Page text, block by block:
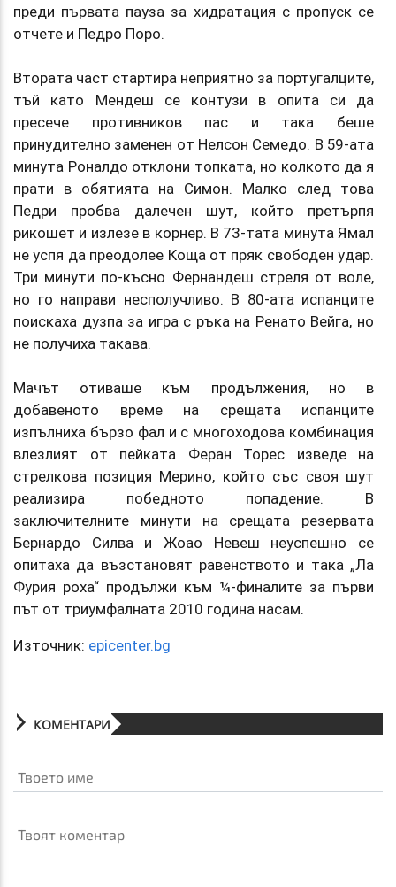
преди първата пауза за хидратация с пропуск се
отчете и Педро Поро.
Втората част стартира неприятно за португалците,
тъй като Мендеш се контузи в опита си да
пресече противников пас и така беше
принудително заменен от Нелсон Семедо. В 59-ата
минута Роналдо отклони топката, но колкото да я
прати в обятията на Симон. Малко след това
Педри пробва далечен шут, който претърпя
рикошет и излезе в корнер. В 73-тата минута Ямал
не успя да преодолее Коща от пряк свободен удар.
Три минути по-късно Фернандеш стреля от воле,
но го направи несполучливо. В 80-ата испанците
поискаха дузпа за игра с ръка на Ренато Вейга, но
не получиха такава.
Мачът отиваше към продължения, но в
добавеното време на срещата испанците
изпълниха бързо фал и с многоходова комбинация
влезлият от пейката Феран Торес изведе на
стрелкова позиция Мерино, който със своя шут
реализира победното попадение. В
заключителните минути на срещата резервата
Бернардо Силва и Жоао Невеш неуспешно се
опитаха да възстановят равенството и така „Ла
Фурия роха“ продължи към ¼-финалите за първи
път от триумфалната 2010 година насам.
Източник: epicenter.bg
КОМЕНТАРИ
Твоето име
Твоят коментар